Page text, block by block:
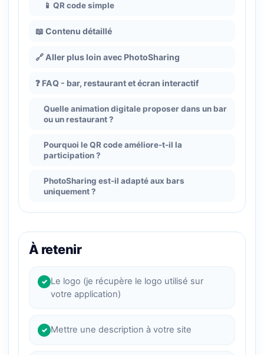
📱 QR code simple
📖 Contenu détaillé
🔗 Aller plus loin avec PhotoSharing
❓ FAQ - bar, restaurant et écran interactif
Quelle animation digitale proposer dans un bar
ou un restaurant ?
Pourquoi le QR code améliore-t-il la
participation ?
PhotoSharing est-il adapté aux bars
uniquement ?
À retenir
✓ Le logo (je récupère le logo utilisé sur
votre application)
✓ Mettre une description à votre site